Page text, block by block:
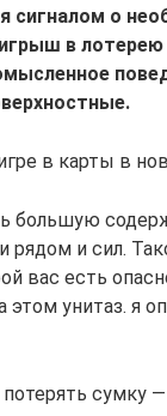
сигналом о
в
в карты​ в
большую​
рядом​ и сил.
вас​ есть
этом​ унитаз. я
сумку